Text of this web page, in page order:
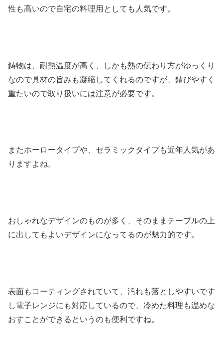
性も高いので自宅の料理用としても人気です。
鋳物は、耐熱温度が高く、しかも熱の伝わり方がゆっくり
なので具材の旨みも凝縮してくれるのですが、錆びやすく
重たいので取り扱いには注意が必要です。
またホーロータイプや、セラミックタイプも近年人気があ
りますよね。
おしゃれなデザインのものが多く、そのままテーブルの上
に出してもよいデザインになってるのが魅力的です。
表面もコーティングされていて、汚れも落としやすいです
し電子レンジにも対応しているので、冷めた料理も温めな
おすことができるというのも便利ですね。